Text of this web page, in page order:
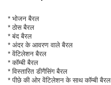
* भोजन बैरल
* ठोस बैरल
* बंद बैरल
* अंदर के आवरण वाले बैरल
* वेंटिलेशन बैरल
* कॉम्बी बैरल
* विस्तारित डीगैसिंग बैरल
* पीछे की ओर वेंटिलेशन के साथ कॉम्बी बैरल